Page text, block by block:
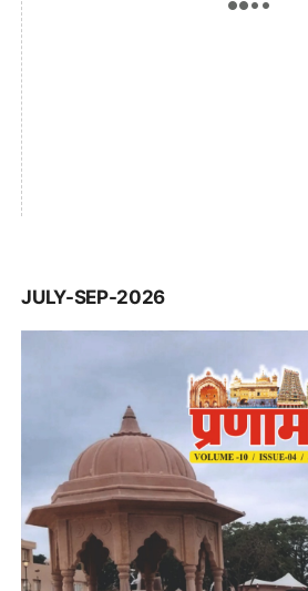
JULY-SEP-2026